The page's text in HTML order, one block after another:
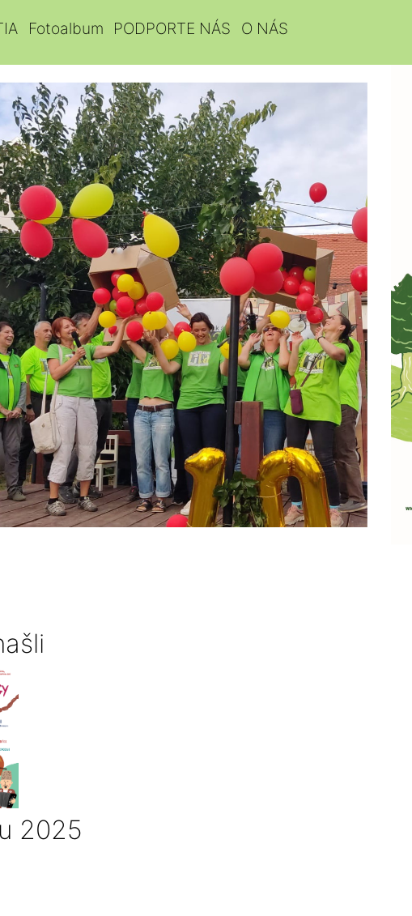
Fotoalbum PODPORTE NÁS O NÁS
2025